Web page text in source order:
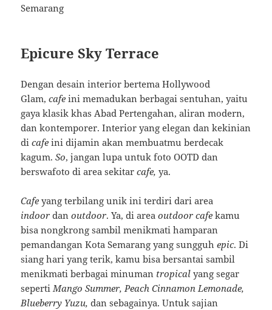
Semarang
Epicure Sky Terrace
Dengan desain interior bertema Hollywood
Glam,cafe ini memadukan berbagai sentuhan, yaitu
gaya klasik khas Abad Pertengahan, aliran modern,
dan kontemporer. Interior yang elegan dan kekinian
dicafe ini dijamin akan membuatmu berdecak
kagum.So, jangan lupa untuk foto OOTD dan
berswafoto di area sekitarcafe,ya.
Cafe yang terbilang unik ini terdiri dari area
indoor danoutdoor. Ya, di areaoutdoor cafe kamu
bisa nongkrong sambil menikmati hamparan
pemandangan Kota Semarang yang sungguhepic. Di
siang hari yang terik, kamu bisa bersantai sambil
menikmati berbagai minuman tropical yang segar
seperti Mango Summer, Peach Cinnamon Lemonade,
Blueberry Yuzu, dan sebagainya. Untuk sajian